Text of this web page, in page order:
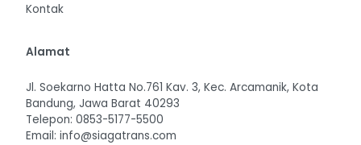
Kontak
Alamat
Jl. Soekarno Hatta No.761 Kav. 3, Kec. Arcamanik, Kota
Bandung, Jawa Barat 40293
Telepon: 0853-5177-5500
Email: info@siagatrans.com